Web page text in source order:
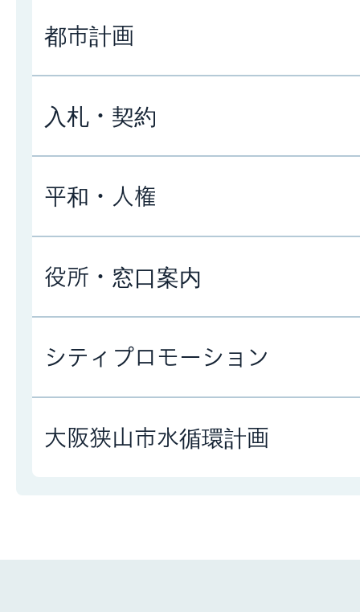
都市計画
入札・契約
平和・人権
役所・窓口案内
シティプロモーション
大阪狭山市水循環計画